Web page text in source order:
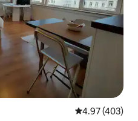
औसत रेटिंग 5 में से
4.97 (403)